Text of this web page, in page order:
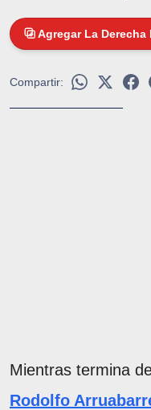
Agregar La Derecha
Compartir:
Mientras termina
Rodolfo